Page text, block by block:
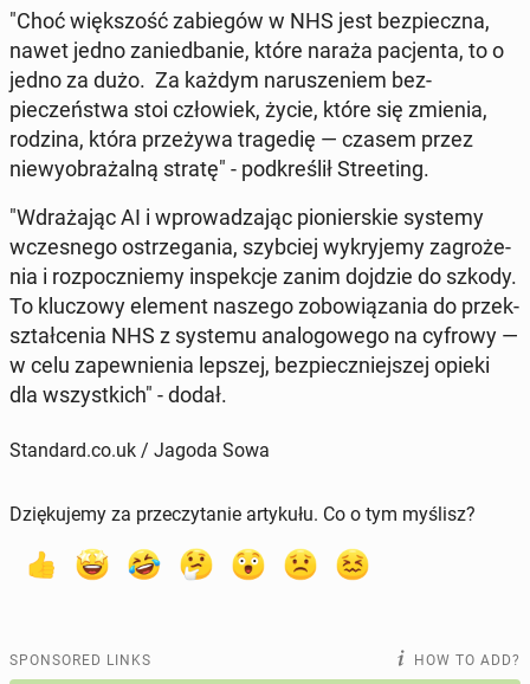
"Choć więk­szość za­biegów w NHS jest bez­piecz­na,
nawet jedno zanied­ban­ie, które naraża pac­jen­ta, to o
jedno za dużo. Za każdym narusze­niem bez­
pieczeńst­wa stoi człowiek, życie, które się zmienia,
rodzina, która przeży­wa tragedię — czasem przez
niewyobrażal­ną stratę" - pod­kreślił Street­ing.
"Wdraża­jąc AI i wprowadza­jąc pi­o­nier­skie systemy
wczes­nego os­trze­ga­nia, szy­b­ciej wykry­je­my za­groże­
nia i rozpoczniemy in­spekc­je zanim dojdzie do szkody.
To kluc­zowy element naszego zobow­iąza­nia do przek­
sz­tałce­nia NHS z systemu anal­o­gowego na cyfrowy —
w celu za­pewnienia lepszej, bez­pieczniejszej opieki
dla wszys­t­kich" - dodał.
Standard.co.uk / Jagoda Sowa
Dziękujemy za przeczytanie artykułu. Co o tym myślisz?
SPONSORED LINKS HOW TO ADD?